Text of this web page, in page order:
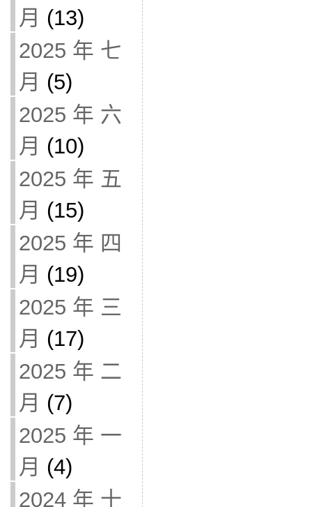
月 (13)
2025 年 七
月 (5)
2025 年 六
月 (10)
2025 年 五
月 (15)
2025 年 四
月 (19)
2025 年 三
月 (17)
2025 年 二
月 (7)
2025 年 一
月 (4)
2024 年 十